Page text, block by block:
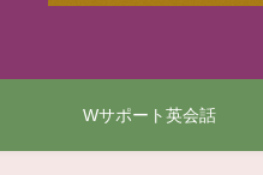
Wサポート英会話